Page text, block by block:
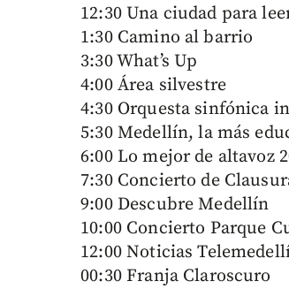
12:30 Una ciudad para
1:30 Camino al barrio
3:30 What’s Up
4:00 Área silvestre
4:30 Orquesta sinfónica
5:30 Medellín, la más
6:00 Lo mejor de altavoz
7:30 Concierto de
9:00 Descubre Medellín
10:00 Concierto Parque
12:00 Noticias
00:30 Franja Claroscuro